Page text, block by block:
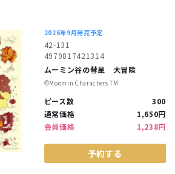
2026年9月発売予定
42-131
4979817421314
ムーミン谷の彗星 大冒険
©︎Moomin Characters TM
ピース数
300
通常価格
1,650円
会員価格
1,238円
予約する